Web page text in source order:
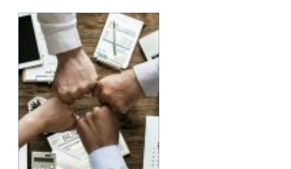
temaresor en unik
möjlighet att fördjupa
sig i specifika intressen
eller aktiviteter. De...